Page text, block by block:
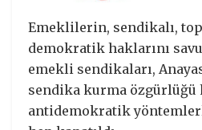
Emeklilerin, sendikalı,
demokratik haklarını
emekli sendikaları,
sendika kurma özgürlüğü
antidemokratik